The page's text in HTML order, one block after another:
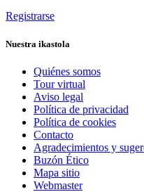
Registrarse
Nuestra ikastola
Quiénes somos
Tour virtual
Aviso legal
Política de privacidad
Política de cookies
Contacto
Agradecimientos y
Buzón Ético
Mapa sitio
Webmaster